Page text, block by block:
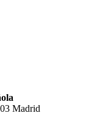
Madrid